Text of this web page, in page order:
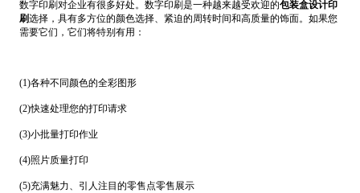
数字印刷对企业有很多好处。数字印刷是一种越来越受欢迎的包装盒设计印
刷选择，具有多方位的颜色选择、紧迫的周转时间和高质量的饰面。如果您
需要它们，它们将特别有用：
(1)各种不同颜色的全彩图形
(2)快速处理您的打印请求
(3)小批量打印作业
(4)照片质量打印
(5)充满魅力、引人注目的零售点零售展示